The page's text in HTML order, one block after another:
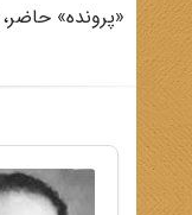
«پرونده»